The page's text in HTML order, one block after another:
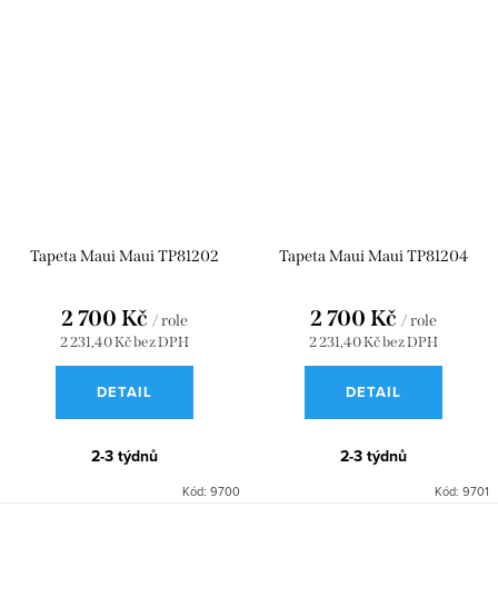
Tapeta Maui Maui TP81202
2 231,40 Kč bez DPH
2 700 Kč / role
DETAIL
2-3 týdnů
Kód: 9700
Tapeta Maui Maui TP81204
2 231,40 Kč bez DPH
2 700 Kč / role
DETAIL
2-3 týdnů
Kód: 9701